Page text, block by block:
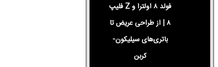
فولد ۸ اولترا و Z فلیپ
۸ | از طراحی عریض تا
باتری‌های سیلیکون-
کربن